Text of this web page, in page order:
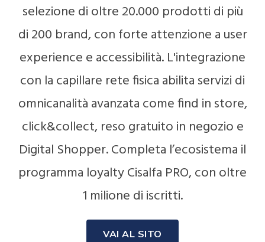
selezione di oltre 20.000 prodotti di più
di 200 brand, con forte attenzione a user
experience e accessibilità. L'integrazione
con la capillare rete fisica abilita servizi di
omnicanalità avanzata come find in store,
click&collect, reso gratuito in negozio e
Digital Shopper. Completa l’ecosistema il
programma loyalty Cisalfa PRO, con oltre
1 milione di iscritti.
VAI AL SITO